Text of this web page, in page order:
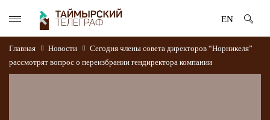
EN
Главная Новости
Сегодня члены совета директоров “Норникеля”
рассмотрят вопрос о переизбрании гендиректора компании